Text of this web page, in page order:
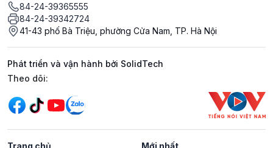
84-24-39365555
84-24-39342724
41-43 phố Bà Triệu, phường Cửa Nam, TP. Hà Nội
Phát triển và vận hành bởi SolidTech
Mạng xã hội
Theo dõi:
Trang chủ Mới nhất